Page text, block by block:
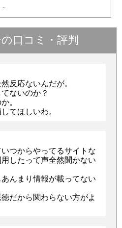
-
口コミ・評判
反応ないんだが。
ないのか？
。
てほしいわ。
つからやってるサイトな
したって声全然聞かない
んまり情報が載ってない
だから関わらない方がよ